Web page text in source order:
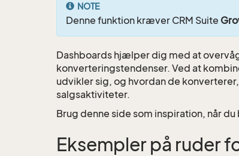
NOTE
Denne funktion kræver CRM Suite
Dashboards hjælper dig med at
konverteringstendenser. Ved at
udvikler sig, og hvordan de
salgsaktiviteter.
Brug denne side som inspiration, når
Eksempler på ruder